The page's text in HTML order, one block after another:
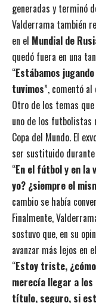
generadas y terminó
Valderrama también
en el Mundial de
quedó fuera en una
“Estábamos
tuvimos”, comentó
Otro de los temas
uno de los futbolistas
Copa del Mundo. El
ser sustituido
“En el fútbol y en la
yo? ¿siempre el
cambio se había
Finalmente,
sostuvo que, en su
avanzar más lejos en
“Estoy triste,
merecía llegar a
título, seguro, si